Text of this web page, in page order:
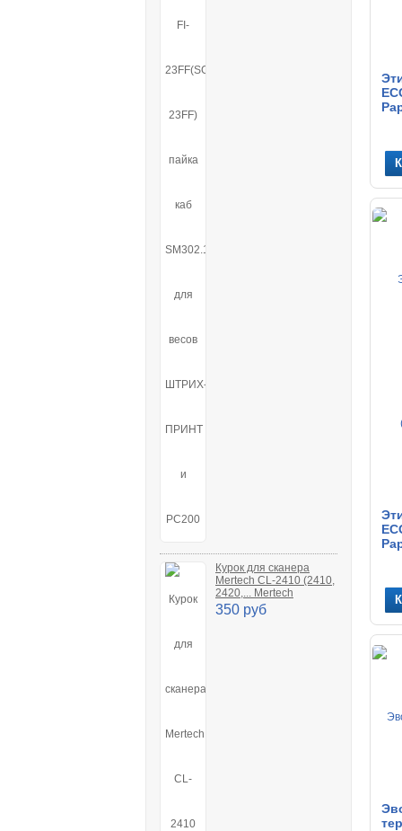
Курок для сканера
Mertech CL-2410 (2410,
2420,... Mertech
350 руб